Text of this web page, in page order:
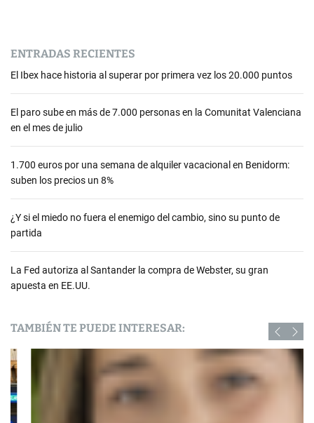
ENTRADAS RECIENTES
El Ibex hace historia al superar por primera vez los 20.000 puntos
El paro sube en más de 7.000 personas en la Comunitat Valenciana
en el mes de julio
1.700 euros por una semana de alquiler vacacional en Benidorm:
suben los precios un 8%
¿Y si el miedo no fuera el enemigo del cambio, sino su punto de
partida
La Fed autoriza al Santander la compra de Webster, su gran
apuesta en EE.UU.
TAMBIÉN TE PUEDE INTERESAR: